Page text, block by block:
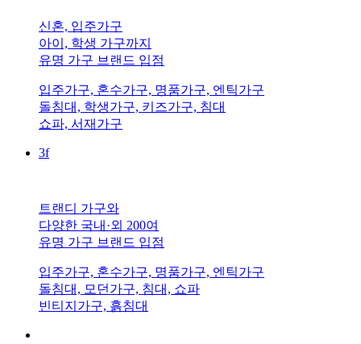
신혼, 입주가구
아이, 학생 가구까지
유명 가구 브랜드 입점
입주가구, 혼수가구, 명품가구, 엔틱가구
돌침대, 학생가구, 키즈가구, 침대
쇼파, 서재가구
3f
트랜디 가구와
다양한 국내·외 200여
유명 가구 브랜드 입점
입주가구, 혼수가구, 명품가구, 엔틱가구
돌침대, 모던가구, 침대, 쇼파
빈티지가구, 흙침대